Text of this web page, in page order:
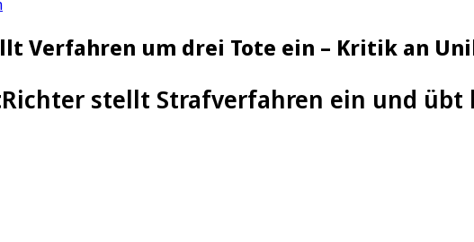
Verfahren um drei Tote ein – Kritik an
Richter stellt Strafverfahren ein und